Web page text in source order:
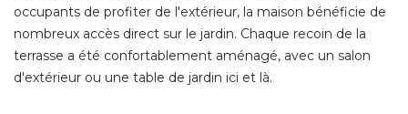
occupants de profiter de l'extérieur, la maison bénéficie de
nombreux accès direct sur le jardin. Chaque recoin de la
terrasse a été confortablement aménagé, avec un salon
d'extérieur ou une table de jardin ici et là.